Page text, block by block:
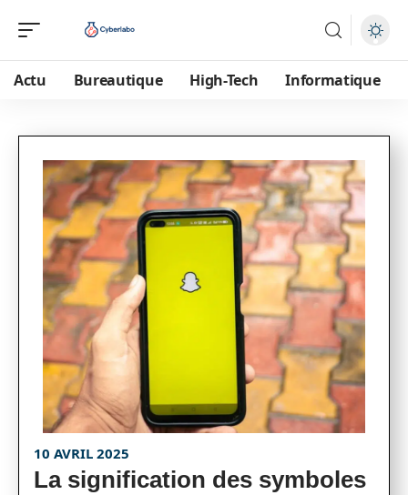
Actu Bureautique High-Tech Informatique
10 AVRIL 2025
La signification des symboles